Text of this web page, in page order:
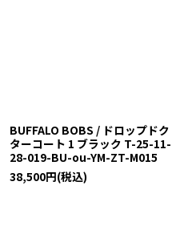
BUFFALO BOBS / ドロップドク
ターコート 1 ブラック T-25-11-
28-019-BU-ou-YM-ZT-M015
38,500円(税込)